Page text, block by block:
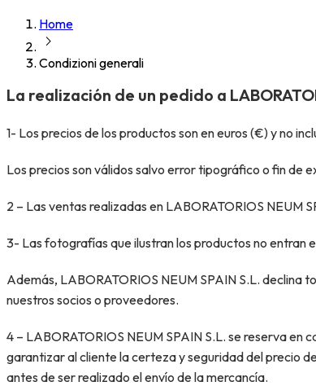
Home
chevron_right
Condizioni generali
La realización de un pedido a
1- Los precios de los productos son en euros (€) y no
Los precios son válidos salvo error tipográfico o fin de
2 – Las ventas realizadas en LABORATORIOS NEUM
3- Las fotografías que ilustran los productos no entran
Además, LABORATORIOS NEUM SPAIN S.L. declina
nuestros socios o proveedores.
4 – LABORATORIOS NEUM SPAIN S.L. se reserva
garantizar al cliente la certeza y seguridad del precio
antes de ser realizado el envío de la mercancía.